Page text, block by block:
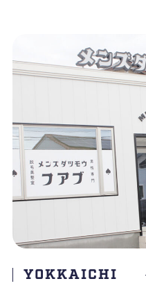
YOKKAICHI